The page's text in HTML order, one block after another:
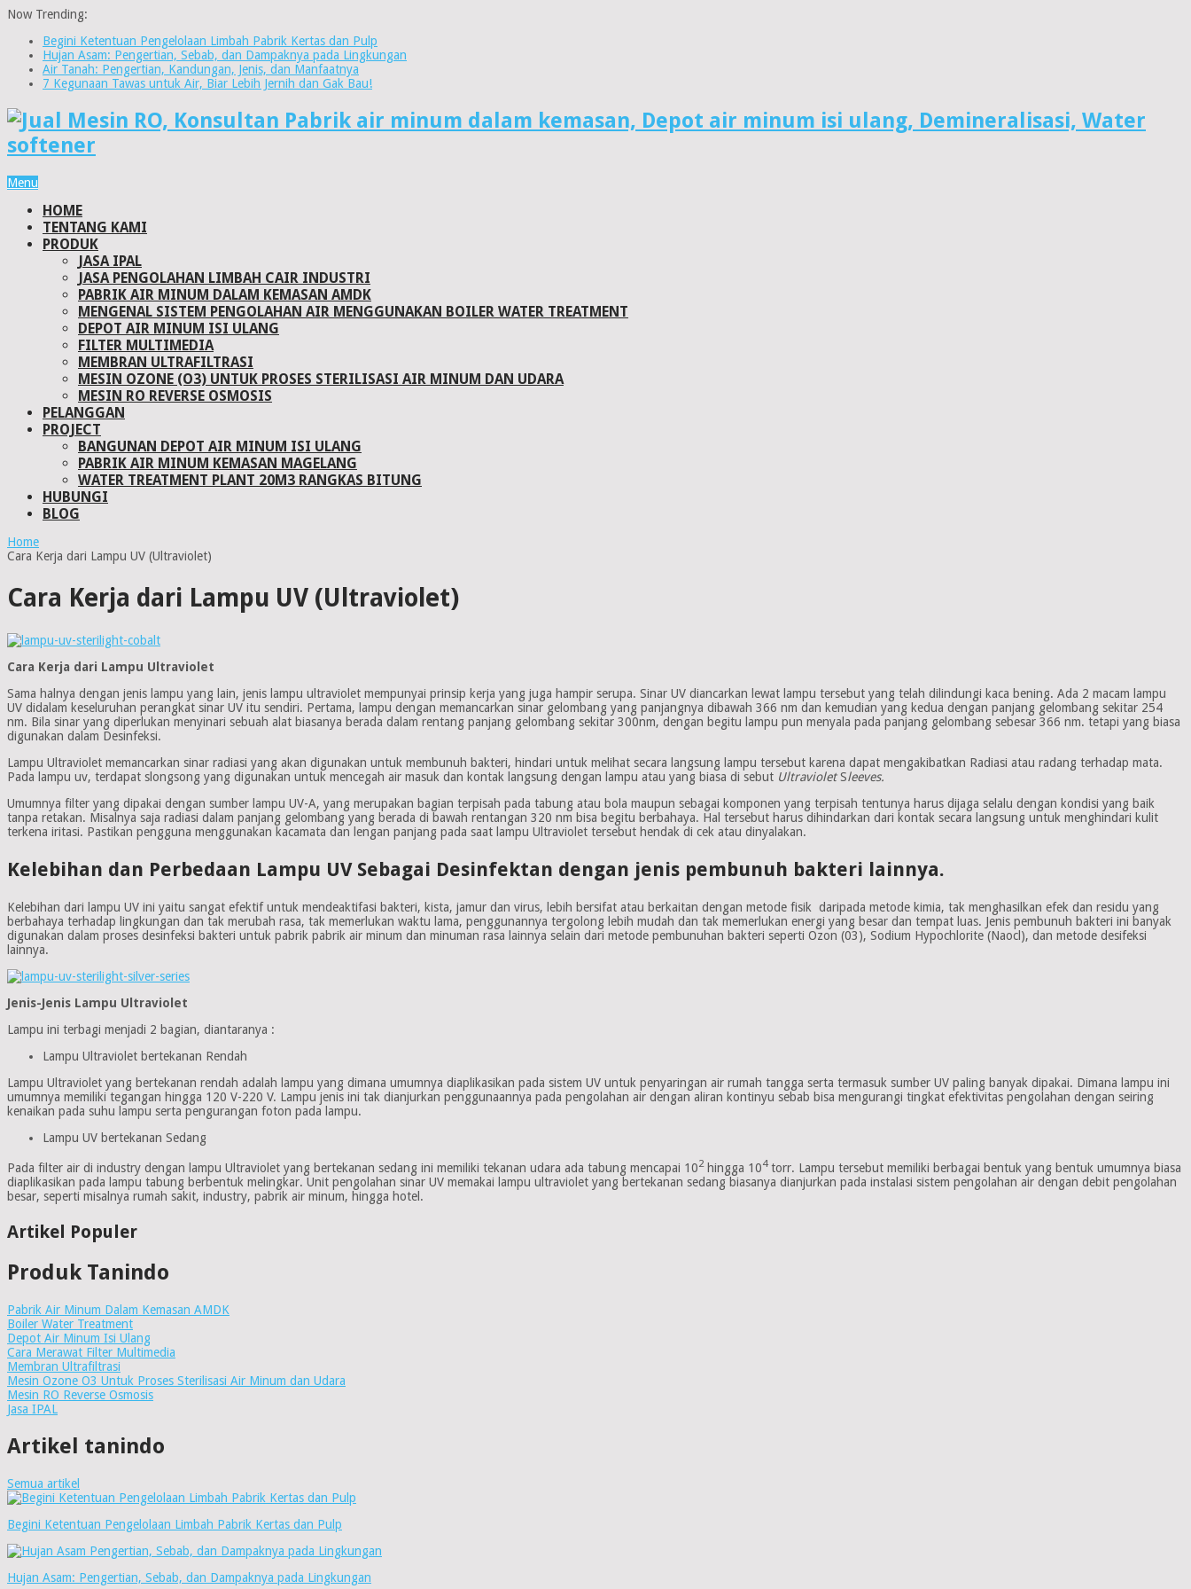
Now Trending:
Begini Ketentuan Pengelolaan Limbah Pabrik Kertas dan Pulp
Hujan Asam: Pengertian, Sebab, dan Dampaknya pada Lingkungan
Air Tanah: Pengertian, Kandungan, Jenis, dan Manfaatnya
7 Kegunaan Tawas untuk Air, Biar Lebih Jernih dan Gak Bau!
Menu
HOME
TENTANG KAMI
PRODUK
JASA IPAL
JASA PENGOLAHAN LIMBAH CAIR INDUSTRI
PABRIK AIR MINUM DALAM KEMASAN AMDK
MENGENAL SISTEM PENGOLAHAN AIR MENGGUNAKAN BOILER WATER TREATMENT
DEPOT AIR MINUM ISI ULANG
FILTER MULTIMEDIA
MEMBRAN ULTRAFILTRASI
MESIN OZONE (O3) UNTUK PROSES STERILISASI AIR MINUM DAN UDARA
MESIN RO REVERSE OSMOSIS
PELANGGAN
PROJECT
BANGUNAN DEPOT AIR MINUM ISI ULANG
PABRIK AIR MINUM KEMASAN MAGELANG
WATER TREATMENT PLANT 20M3 RANGKAS BITUNG
HUBUNGI
BLOG
Home
Cara Kerja dari Lampu UV (Ultraviolet)
Cara Kerja dari Lampu UV (Ultraviolet)
Cara Kerja dari Lampu Ultraviolet
Sama halnya dengan jenis lampu yang lain, jenis lampu ultraviolet mempunyai prinsip kerja yang juga hampir serupa. Sinar UV diancarkan lewat lampu tersebut yang telah dilindungi kaca bening. Ada 2 macam lampu
UV didalam keseluruhan perangkat sinar UV itu sendiri. Pertama, lampu dengan memancarkan sinar gelombang yang panjangnya dibawah 366 nm dan kemudian yang kedua dengan panjang gelombang sekitar 254
nm. Bila sinar yang diperlukan menyinari sebuah alat biasanya berada dalam rentang panjang gelombang sekitar 300nm, dengan begitu lampu pun menyala pada panjang gelombang sebesar 366 nm. tetapi yang biasa
digunakan dalam Desinfeksi.
Lampu Ultraviolet memancarkan sinar radiasi yang akan digunakan untuk membunuh bakteri, hindari untuk melihat secara langsung lampu tersebut karena dapat mengakibatkan Radiasi atau radang terhadap mata.
Pada lampu uv, terdapat slongsong yang digunakan untuk mencegah air masuk dan kontak langsung dengan lampu atau yang biasa di sebut UltravioletSleeves.
Umumnya filter yang dipakai dengan sumber lampu UV-A, yang merupakan bagian terpisah pada tabung atau bola maupun sebagai komponen yang terpisah tentunya harus dijaga selalu dengan kondisi yang baik
tanpa retakan. Misalnya saja radiasi dalam panjang gelombang yang berada di bawah rentangan 320 nm bisa begitu berbahaya. Hal tersebut harus dihindarkan dari kontak secara langsung untuk menghindari kulit
terkena iritasi. Pastikan pengguna menggunakan kacamata dan lengan panjang pada saat lampu Ultraviolet tersebut hendak di cek atau dinyalakan.
Kelebihan dan Perbedaan Lampu UV Sebagai Desinfektan dengan jenis pembunuh bakteri lainnya.
Kelebihan dari lampu UV ini yaitu sangat efektif untuk mendeaktifasi bakteri, kista, jamur dan virus, lebih bersifat atau berkaitan dengan metode fisik daripada metode kimia, tak menghasilkan efek dan residu yang
berbahaya terhadap lingkungan dan tak merubah rasa, tak memerlukan waktu lama, penggunannya tergolong lebih mudah dan tak memerlukan energi yang besar dan tempat luas. Jenis pembunuh bakteri ini banyak
digunakan dalam proses desinfeksi bakteri untuk pabrik pabrik air minum dan minuman rasa lainnya selain dari metode pembunuhan bakteri seperti Ozon (03), Sodium Hypochlorite (Naocl), dan metode desifeksi
lainnya.
Jenis-Jenis Lampu Ultraviolet
Lampu ini terbagi menjadi 2 bagian, diantaranya :
Lampu Ultraviolet bertekanan Rendah
Lampu Ultraviolet yang bertekanan rendah adalah lampu yang dimana umumnya diaplikasikan pada sistem UV untuk penyaringan air rumah tangga serta termasuk sumber UV paling banyak dipakai. Dimana lampu ini
umumnya memiliki tegangan hingga 120 V-220 V. Lampu jenis ini tak dianjurkan penggunaannya pada pengolahan air dengan aliran kontinyu sebab bisa mengurangi tingkat efektivitas pengolahan dengan seiring
kenaikan pada suhu lampu serta pengurangan foton pada lampu.
Lampu UV bertekanan Sedang
Pada filter air di industry dengan lampu Ultraviolet yang bertekanan sedang ini memiliki tekanan udara ada tabung mencapai 102hingga 104torr. Lampu tersebut memiliki berbagai bentuk yang bentuk umumnya biasa
diaplikasikan pada lampu tabung berbentuk melingkar. Unit pengolahan sinar UV memakai lampu ultraviolet yang bertekanan sedang biasanya dianjurkan pada instalasi sistem pengolahan air dengan debit pengolahan
besar, seperti misalnya rumah sakit, industry, pabrik air minum, hingga hotel.
Artikel Populer
Produk Tanindo
Pabrik Air Minum Dalam Kemasan AMDK
Boiler Water Treatment
Depot Air Minum Isi Ulang
Cara Merawat Filter Multimedia
Membran Ultrafiltrasi
Mesin Ozone O3 Untuk Proses Sterilisasi Air Minum dan Udara
Mesin RO Reverse Osmosis
Jasa IPAL
Artikel tanindo
Semua artikel
Begini Ketentuan Pengelolaan Limbah Pabrik Kertas dan Pulp
Hujan Asam: Pengertian, Sebab, dan Dampaknya pada Lingkungan